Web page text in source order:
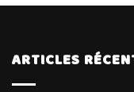
ARTICLES